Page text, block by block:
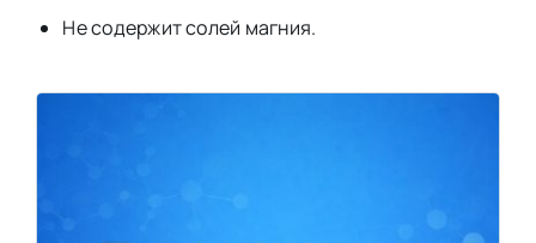
Не содержит солей магния.